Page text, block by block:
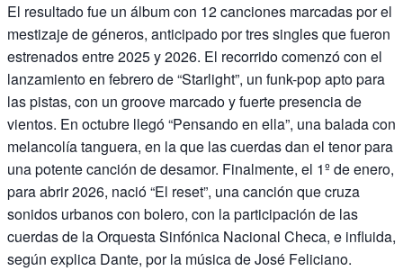
El resultado fue un álbum con 12 canciones marcadas por el
mestizaje de géneros, anticipado por tres singles que fueron
estrenados entre 2025 y 2026. El recorrido comenzó con el
lanzamiento en febrero de “Starlight”, un funk-pop apto para
las pistas, con un groove marcado y fuerte presencia de
vientos. En octubre llegó “Pensando en ella”, una balada con
melancolía tanguera, en la que las cuerdas dan el tenor para
una potente canción de desamor. Finalmente, el 1º de enero,
para abrir 2026, nació “El reset”, una canción que cruza
sonidos urbanos con bolero, con la participación de las
cuerdas de la Orquesta Sinfónica Nacional Checa, e influida,
según explica Dante, por la música de José Feliciano.